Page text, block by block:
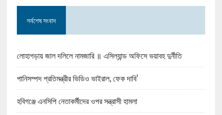
সর্বশেষ সংবাদ
লোহাগড়ায় জাল দলিলে নামজারি ॥ এসিল্যান্ড অফিসে ভয়াবহ দুর্নীতি
পানিসম্পদ প্রতিমন্ত্রীর ভিডিও ভাইরাল, ফেক দাবি’
হবিগঞ্জে এনসিপি নেতাকর্মীদের ওপর সন্ত্রাসী হামলা